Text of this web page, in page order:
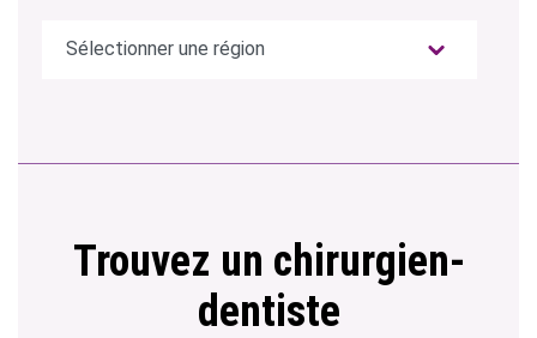
Trouvez un chirurgien-
dentiste